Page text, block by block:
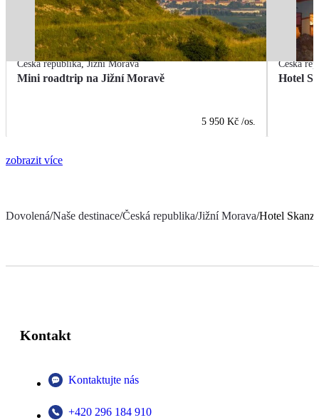
Česká republika,Jižní Morava
Mini roadtrip na Jižní Moravě
5 950 Kč /os.
Česká
Hotel
zobrazit více
Dovolená/Naše destinace/Česká republika/Jižní Morava/Hotel
Kontakt
Kontaktujte nás
+420 296 184 910